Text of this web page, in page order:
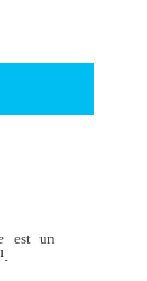
est un
1